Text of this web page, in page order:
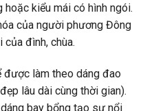
kiểu mái có hình ngói.
của người phương Đông
đình, chùa.
được làm theo dáng đao
lâu dài cùng thời gian).
bay bổng tạo sự nổi